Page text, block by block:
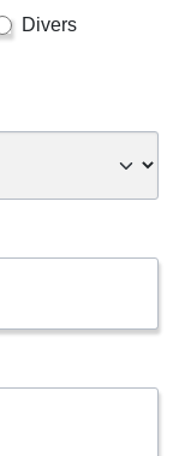
Divers